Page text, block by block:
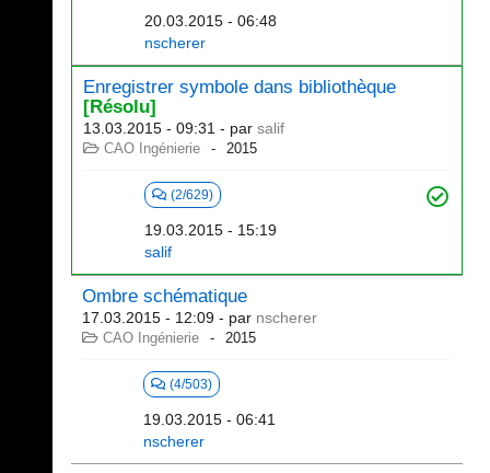
20.03.2015 - 06:48
nscherer
Enregistrer symbole dans bibliothèque
[Résolu]
13.03.2015 - 09:31 - par salif
CAO Ingénierie 2015
(2/629)
19.03.2015 - 15:19
salif
Ombre schématique
17.03.2015 - 12:09 - par nscherer
CAO Ingénierie 2015
(4/503)
19.03.2015 - 06:41
nscherer